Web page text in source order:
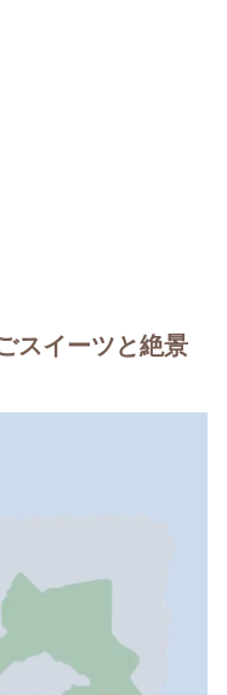
スイーツと絶景